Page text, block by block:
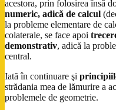
acestora, prin folosirea însă
numeric, adică de calcul
la probleme elementare de
colaterale, se face apoi
demonstrativ, adică la
central.
Iată în continuare şi
strădania mea de lămurire a
problemele de geometrie.